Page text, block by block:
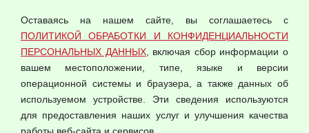
© 2026 ООО "Феникс"
Согласием на обработку персональных данных
Оферта оптовой купли-продажи
Публичная оферта
Оставаясь на нашем сайте, вы соглашаетесь с
ПОЛИТИКОЙ ОБРАБОТКИ И КОНФИДЕНЦИАЛЬНОСТИ
ПЕРСОНАЛЬНЫХ ДАННЫХ, включая сбор информации о
вашем местоположении, типе, языке и версии
операционной системы и браузера, а также данных об
используемом устройстве. Эти сведения используются
для предоставления наших услуг и улучшения качества